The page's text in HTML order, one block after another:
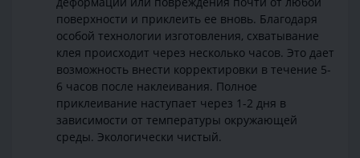
поверхности и приклеить ее вновь. Благодаря
особой технологии изготовления, схватывание
клея происходит через несколько часов. Это дает
возможность внести корректировки в течение 5-
6 часов после наклеивания. Полное
приклеивание наступает через 1-2 дня в
зависимости от температуры окружающей
среды. Экологически чистый.